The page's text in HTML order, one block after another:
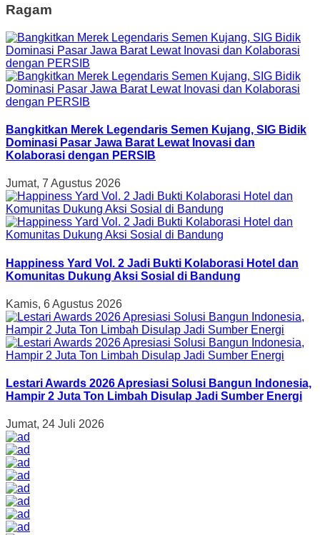
Ragam
Bangkitkan Merek Legendaris Semen Kujang, SIG Bidik
Dominasi Pasar Jawa Barat Lewat Inovasi dan
Kolaborasi dengan PERSIB
Jumat, 7 Agustus 2026
Happiness Yard Vol. 2 Jadi Bukti Kolaborasi Hotel dan
Komunitas Dukung Aksi Sosial di Bandung
Kamis, 6 Agustus 2026
Lestari Awards 2026 Apresiasi Solusi Bangun Indonesia,
Hampir 2 Juta Ton Limbah Disulap Jadi Sumber Energi
Jumat, 24 Juli 2026